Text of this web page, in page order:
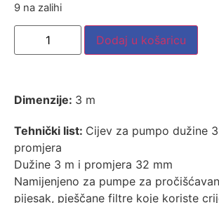
9 na zalihi
Dodaj u košaricu
Dimenzije: 3 m
Tehnički list: Cijev za pumpo dužine
promjera
Dužine 3 m i promjera 32 mm
Namijenjeno za pumpe za
pijesak, pješčane filtre koje koriste